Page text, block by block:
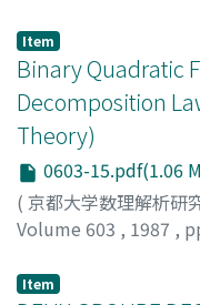
Item
Binary Quadratic
Decomposition
Theory)
0603-15.pdf(1.06
( 京都大学数理解析研
Volume 603 , 1987 ,
Item